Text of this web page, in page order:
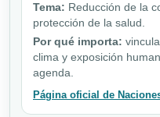
Tema: Reducción de la
protección de la salud.
Por qué importa:
clima y exposición
agenda.
Página oficial de